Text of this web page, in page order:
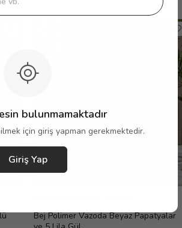
bulunmamaktadır
için giriş yapman gerekmektedir.
Giriş Yap
Bej Polimer Vazoda Beyaz Papatyalar